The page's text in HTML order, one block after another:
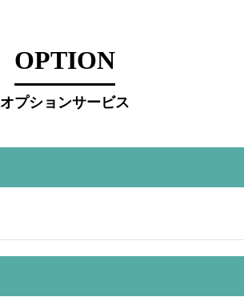
OPTION
オプションサービス